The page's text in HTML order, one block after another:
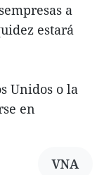
a
estará
Unidos o la
en
VNA